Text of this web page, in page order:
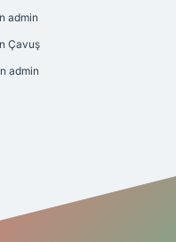
admin
Çavuş
admin